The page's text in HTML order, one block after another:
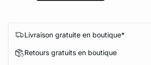
Livraison gratuite en boutique*
Retours gratuits en boutique